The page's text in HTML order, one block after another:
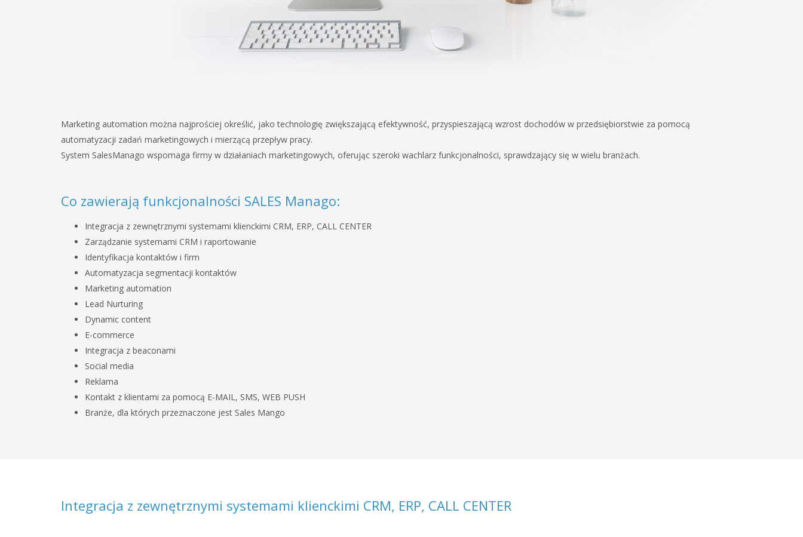
Marketing automation można najprościej określić, jako technologię zwiększającą efektywność, przyspieszającą wzrost dochodów w przedsiębiorstwie za pomocą
automatyzacji zadań marketingowych i mierzącą przepływ pracy.
System SalesManago wspomaga firmy w działaniach marketingowych, oferując szeroki wachlarz funkcjonalności, sprawdzający się w wielu branżach.
Co zawierają funkcjonalności SALES Manago:
Integracja z zewnętrznymi systemami klienckimi CRM, ERP, CALL CENTER
Zarządzanie systemami CRM i raportowanie
Identyfikacja kontaktów i firm
Automatyzacja segmentacji kontaktów
Marketing automation
Lead Nurturing
Dynamic content
E-commerce
Integracja z beaconami
Social media
Reklama
Kontakt z klientami za pomocą E-MAIL, SMS, WEB PUSH
Branże, dla których przeznaczone jest Sales Mango
Integracja z zewnętrznymi systemami klienckimi CRM, ERP, CALL CENTER